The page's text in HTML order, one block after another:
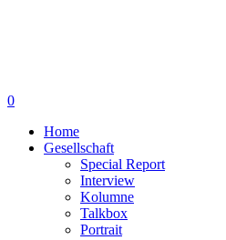
0
Home
Gesellschaft
Special Report
Interview
Kolumne
Talkbox
Portrait